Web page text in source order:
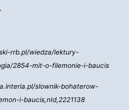
rrb.pl/wiedza/lektury-
2854-mit-o-filemonie-i-baucis
slownik-bohaterow-
i-baucis,nId,2221138